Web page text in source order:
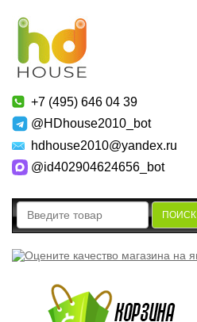
+7 (495) 646 04 39
@HDhouse2010_bot
hdhouse2010@yandex.ru
@id402904624656_bot
ПОИСК